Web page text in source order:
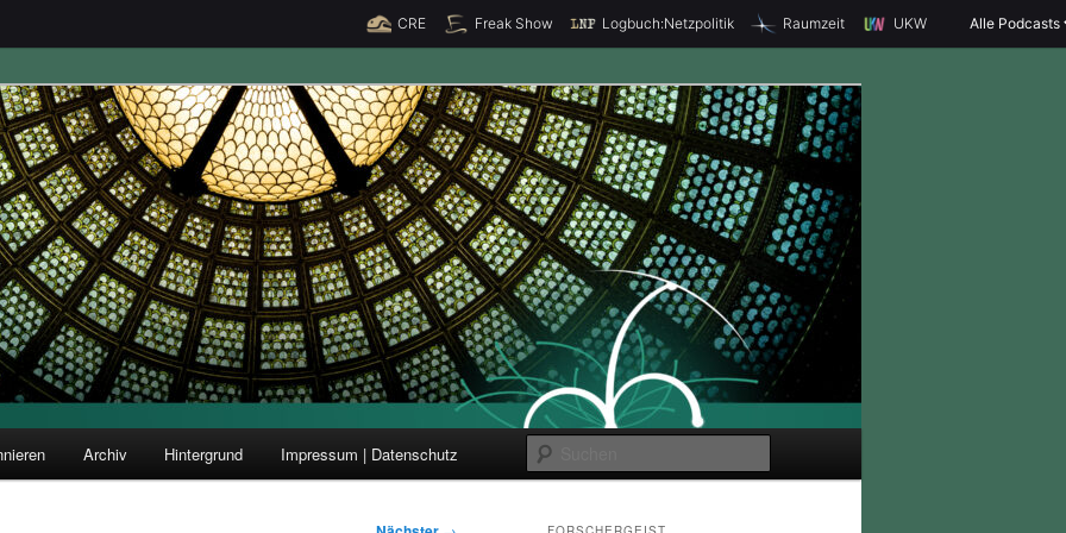
CRE Freak Show Logbuch:Netzpolitik Raumzeit UKW Alle Podcasts
und Forschung
u
Archiv Hintergrund Impressum | Datenschutz